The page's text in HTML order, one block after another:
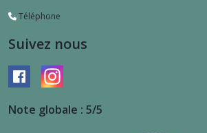
Téléphone
Suivez nous
Note globale : 5/5